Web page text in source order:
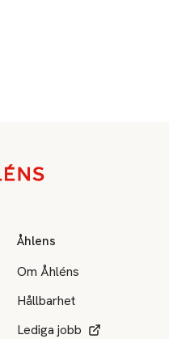
Åhlens
Om Åhléns
Hållbarhet
Lediga jobb